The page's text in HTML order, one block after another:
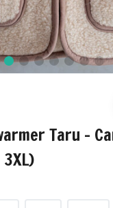
Taru -